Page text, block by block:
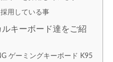
用している事
キーボード達をご紹
ゲーミングキーボード K95